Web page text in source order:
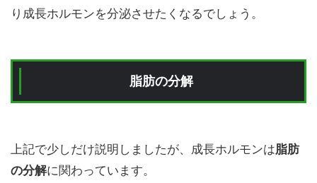
り成長ホルモンを分泌させたくなるでしょう。
脂肪の分解
上記で少しだけ説明しましたが、成長ホルモンは脂肪
の分解に関わっています。